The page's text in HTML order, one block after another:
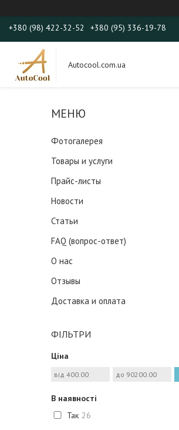
+380 (98) 422-32-52 +380 (95) 336-19-78
Autocool.com.ua
Фотогалерея
Товары и услуги
Прайс-листы
Новости
Статьи
FAQ (вопрос-ответ)
О нас
Отзывы
Доставка и оплата
ФІЛЬТРИ
Ціна
В наявності
Так 26